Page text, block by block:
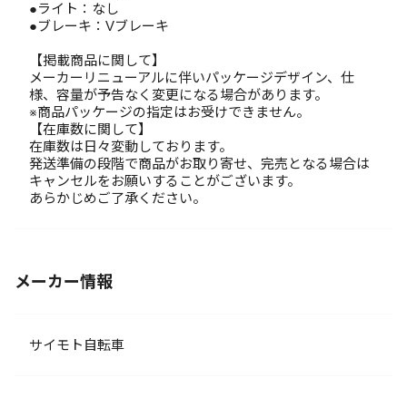
●ライト：なし
●ブレーキ：Vブレーキ
【掲載商品に関して】
メーカーリニューアルに伴いパッケージデザイン、仕
様、容量が予告なく変更になる場合があります。
※商品パッケージの指定はお受けできません。
【在庫数に関して】
在庫数は日々変動しております。
発送準備の段階で商品がお取り寄せ、完売となる場合は
キャンセルをお願いすることがございます。
あらかじめご了承ください。
メーカー情報
サイモト自転車